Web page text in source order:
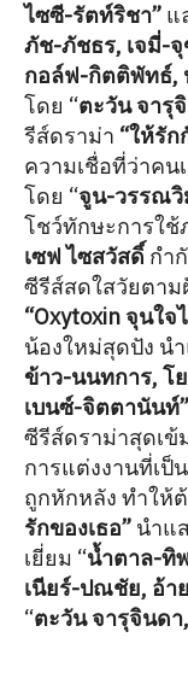
ไซซี-รัตท์ริชา” แ
ภัช-ภัชธร, เจมี่-
กอล์ฟ-กิตติพัทธ์,
โดย “ตะวัน จารุ
รีส์ดราม่า “ให้รัก
ความเชื่อที่ว่าคน
โดย “จูน-วรรณวิ
โชว์ทักษะการใช้
เซฟ ไซสวัสดิ์ กำ
ซีรีส์สดใสวัยตา
“Oxytoxin จุนใจ
น้องใหม่สุดปัง น
ข้าว-นนทการ, โ
เบนซ์-จิตตานันท์”
ซีรีส์ดราม่าสุดเข้
การแต่งงานที่เป็
ถูกหักหลัง ทำให้
รักของเธอ” นำแ
เยี่ยม “น้ำตาล-ทิ
เนียร์-ปณชัย, อ้า
“ตะวัน จารุจินด